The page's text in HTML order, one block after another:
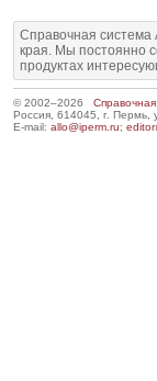
Справочная
края. Мы постоянно
продуктах
© 2002–2026
Россия, 614045, г. Пермь,
E-mail: allo@iperm.ru;